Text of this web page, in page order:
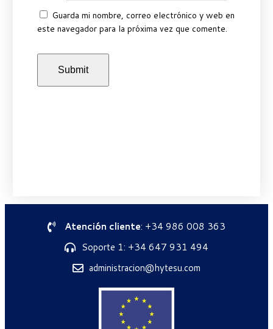
Guarda mi nombre, correo electrónico y web en
este navegador para la próxima vez que comente.
Atención cliente: +34 986 008 363
Soporte 1: +34 647 931 494
administracion@hytesu.com